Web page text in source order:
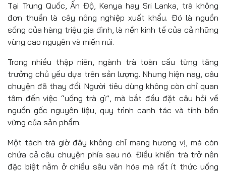
Tại Trung Quốc, Ấn Độ, Kenya hay Sri Lanka, trà không
đơn thuần là cây nông nghiệp xuất khẩu. Đó là nguồn
sống của hàng triệu gia đình, là nền kinh tế của cả những
vùng cao nguyên và miền núi.
Trong nhiều thập niên, ngành trà toàn cầu từng tăng
trưởng chủ yếu dựa trên sản lượng. Nhưng hiện nay, câu
chuyện đã thay đổi. Người tiêu dùng không còn chỉ quan
tâm đến việc “uống trà gì”, mà bắt đầu đặt câu hỏi về
nguồn gốc nguyên liệu, quy trình canh tác và tính bền
vững của sản phẩm.
Một tách trà giờ đây không chỉ mang hương vị, mà còn
chứa cả câu chuyện phía sau nó. Điều khiến trà trở nên
đặc biệt nằm ở chiều sâu văn hóa mà rất ít thức uống